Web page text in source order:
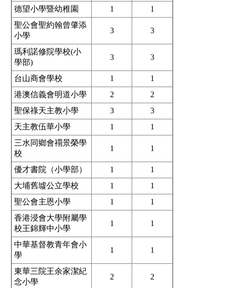
德望小學暨幼稚園 1
1
聖公會聖約翰曾肇添
小學
3 3
瑪利諾修院學校(小
學部)
3 3
台山商會學校 1
1
港澳信義會明道小學
2
2
聖保祿天主教小學
3
3
天主教伍華小學
1
1
三水同鄉會禤景榮學
校
1 1
優才書院（小學部） 1
1
大埔舊墟公立學校
1
1
聖公會主恩小學
1
1
香港浸會大學附屬學
校王錦輝中小學
1 1
中華基督教青年會小
學
1 1
東華三院王余家潔紀
念小學
2 2